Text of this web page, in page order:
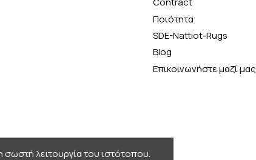
Ποιότητα
SDE-Nattiot-Rugs
Blog
Επικοινωνήστε μαζί μας
σωστή λειτουργία του ιστότοπου.